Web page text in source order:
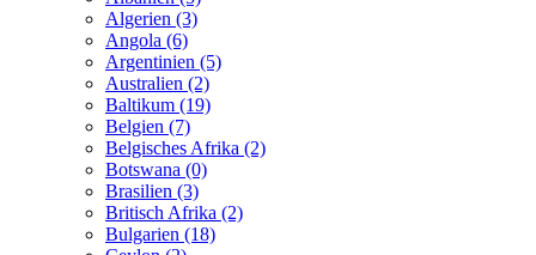
Algerien (3)
Angola (6)
Argentinien (5)
Australien (2)
Baltikum (19)
Belgien (7)
Belgisches Afrika (2)
Botswana (0)
Brasilien (3)
Britisch Afrika (2)
Bulgarien (18)